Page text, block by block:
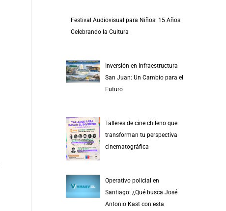
Festival Audiovisual para Niños: 15 Años
Celebrando la Cultura
Inversión en Infraestructura
San Juan: Un Cambio para el
Futuro
Talleres de cine chileno que
transforman tu perspectiva
cinematográfica
Operativo policial en
Santiago: ¿Qué busca José
Antonio Kast con esta